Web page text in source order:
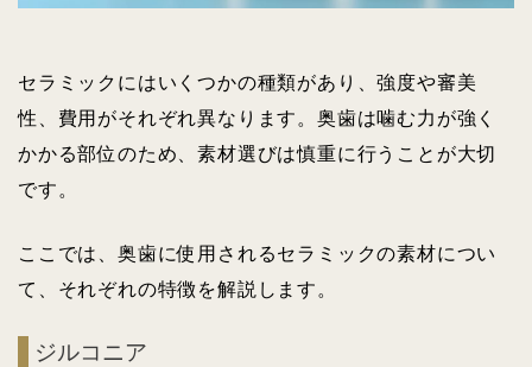
セラミックにはいくつかの種類があり、強度や審美
性、費用がそれぞれ異なります。奥歯は噛む力が強く
かかる部位のため、素材選びは慎重に行うことが大切
です。
ここでは、奥歯に使用されるセラミックの素材につい
て、それぞれの特徴を解説します。
ジルコニア